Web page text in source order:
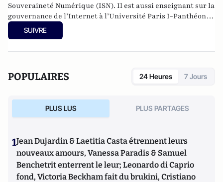
Souveraineté Numérique (ISN). Il est aussi enseignant sur la
gouvernance de l’Internet à l’Université Paris I-Panthéon
Sorbonne. Il a exercé les fonctions de délégué
interministériel aux usages de l’Internet auprès du
les citoyens. Il a coordonné la première conférence
Présidence Française de l’Union européenne de 2008. Il a
été le conseiller de la Délégation Française au Sommet des
Nations unies sur la Société de l’Information (2003-2006). Il
technologies sur les administrations à l’Ena en 1998. Enfin, il
a été le concepteur de « Passeport pour le Cybermonde », la
première exposition entièrement en réseau créée à la Cité
des Sciences et de l’Industrie en 1997.
SUIVRE
POPULAIRES 24 Heures 7 Jours
PLUS LUS PLUS PARTAGES
1Jean Dujardin & Laetitia Casta étrennent leurs
nouveaux amours, Vanessa Paradis & Samuel
Benchetrit enterrent le leur; Leonardo di Caprio
fond, Victoria Beckham fait du brukini, Cristiano